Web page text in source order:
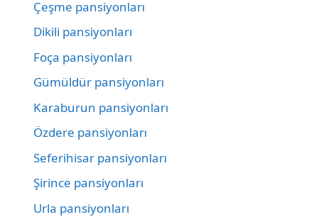
Çeşme pansiyonları
Dikili pansiyonları
Foça pansiyonları
Gümüldür pansiyonları
Karaburun pansiyonları
Özdere pansiyonları
Seferihisar pansiyonları
Şirince pansiyonları
Urla pansiyonları